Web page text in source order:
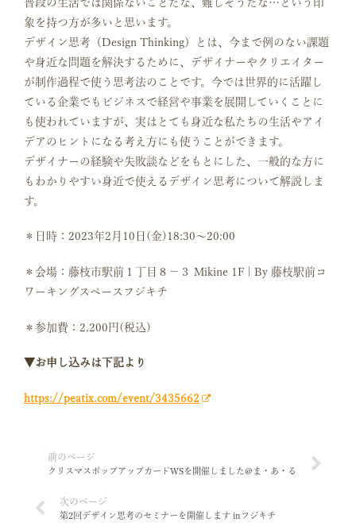
象を持つ方が多いと思います。
デザイン思考（Design Thinking）とは、今まで例のない課題
や身近な問題を解決するために、デザイナーやクリエイター
が制作過程で使う思考法のことです。今では世界的に活躍し
ている企業でもビジネスで経営や事業を展開していくことに
も使われていますが、実はとても身近な私たちの生活やアイ
デアのヒントになる考え方にも使うことができます。
デザイナーの経験や失敗談などをもとにした、一般的な方に
もわかりやすい身近で使えるデザイン思考について解説しま
す。
＊日時：2023年2月10日(金)18:30～20:00
＊会場：藤枝市駅前１丁目８−３ Mikine 1F | By 藤枝駅前コ
ワーキングスペースフジキチ
＊参加費：2,200円(税込)
▼お申し込みは下記より
https://peatix.com/event/3435662
クリスマスポップアップカードWSを開催しました@ま・あ・る
第2回デザイン思考のセミナーを開催します inフジキチ